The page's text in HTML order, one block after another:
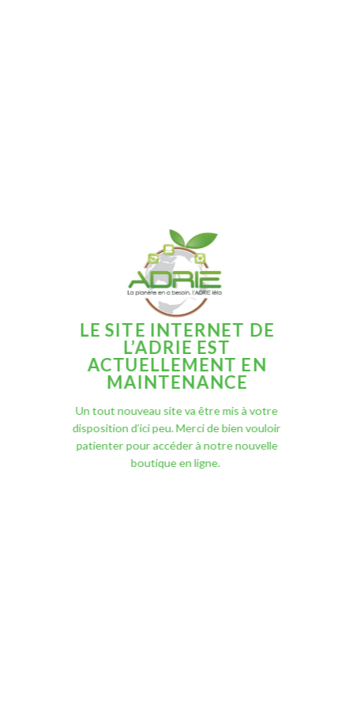
LE SITE INTERNET DE
L’ADRIE EST
ACTUELLEMENT EN
MAINTENANCE
Un tout nouveau site va être mis à votre
disposition d’ici peu. Merci de bien vouloir
patienter pour accéder à notre nouvelle
boutique en ligne.